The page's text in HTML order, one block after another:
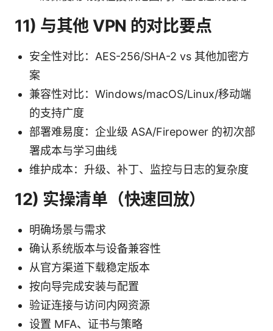
11) 与其他 VPN 的对比要点
安全性对比：AES-256/SHA-2 vs 其他加密方
案
兼容性对比：Windows/macOS/Linux/移动端
的支持广度
部署难易度：企业级 ASA/Firepower 的初次部
署成本与学习曲线
维护成本：升级、补丁、监控与日志的复杂度
12) 实操清单（快速回放）
明确场景与需求
确认系统版本与设备兼容性
从官方渠道下载稳定版本
按向导完成安装与配置
验证连接与访问内网资源
设置 MFA、证书与策略